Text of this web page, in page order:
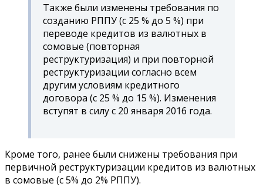
Также были изменены требования по
созданию РППУ (с 25 % до 5 %) при
переводе кредитов из валютных в
сомовые (повторная
реструктуризация) и при повторной
реструктуризации согласно всем
другим условиям кредитного
договора (с 25 % до 15 %). Изменения
вступят в силу с 20 января 2016 года.
Кроме того, ранее были снижены требования при
первичной реструктуризации кредитов из валютных
в сомовые (с 5% до 2% РППУ).